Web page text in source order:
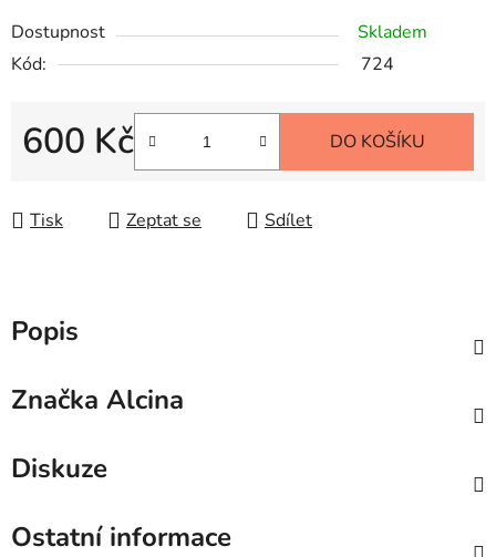
Dostupnost
Skladem
Kód:
724
600 Kč DO KOŠÍKU
Tisk Zeptat se Sdílet
Popis
Značka Alcina
Diskuze
Ostatní informace